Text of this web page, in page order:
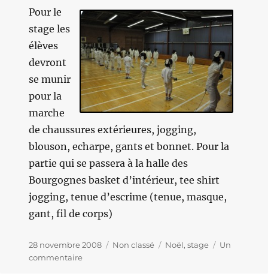
Pour le
stage les
élèves
devront
se munir
pour la
marche
de chaussures extérieures, jogging,
blouson, echarpe, gants et bonnet. Pour la
partie qui se passera à la halle des
Bourgognes basket d’intérieur, tee shirt
jogging, tenue d’escrime (tenue, masque,
gant, fil de corps)
Publié
le
28 novembre 2008 Catégories
Non classé Étiquettes
Noël, stage
Un
commentairesur